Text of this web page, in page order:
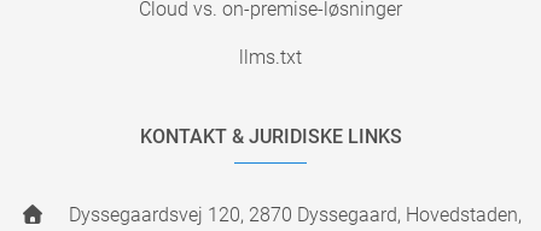
Cloud vs. on-premise-løsninger
llms.txt
KONTAKT & JURIDISKE LINKS
Dyssegaardsvej 120, 2870 Dyssegaard, Hovedstaden,